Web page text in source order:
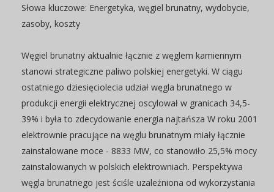
Słowa kluczowe: Energetyka, węgiel brunatny, wydobycie,
zasoby, koszty
Węgiel brunatny aktualnie łącznie z węglem kamiennym
stanowi strategiczne paliwo polskiej energetyki. W ciągu
ostatniego dziesięciolecia udział węgla brunatnego w
produkcji energii elektrycznej oscylował w granicach 34,5-
39% i była to zdecydowanie energia najtańsza W roku 2001
elektrownie pracujące na węglu brunatnym miały łącznie
zainstalowane moce - 8833 MW, co stanowiło 25,5% mocy
zainstalowanych w polskich elektrowniach. Perspektywa
węgla brunatnego jest ściśle uzależniona od wykorzystania